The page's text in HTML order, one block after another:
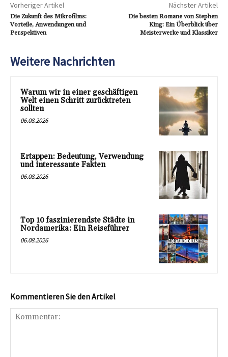
Vorheriger Artikel
Die Zukunft des Mikrofilms:
Vorteile, Anwendungen und
Perspektiven
Nächster Artikel
Die besten Romane von Stephen
King: Ein Überblick über
Meisterwerke und Klassiker
Weitere Nachrichten
Warum wir in einer geschäftigen
Welt einen Schritt zurücktreten
sollten
06.08.2026
Ertappen: Bedeutung, Verwendung
und interessante Fakten
06.08.2026
Top 10 faszinierendste Städte in
Nordamerika: Ein Reiseführer
06.08.2026
Kommentieren Sie den Artikel